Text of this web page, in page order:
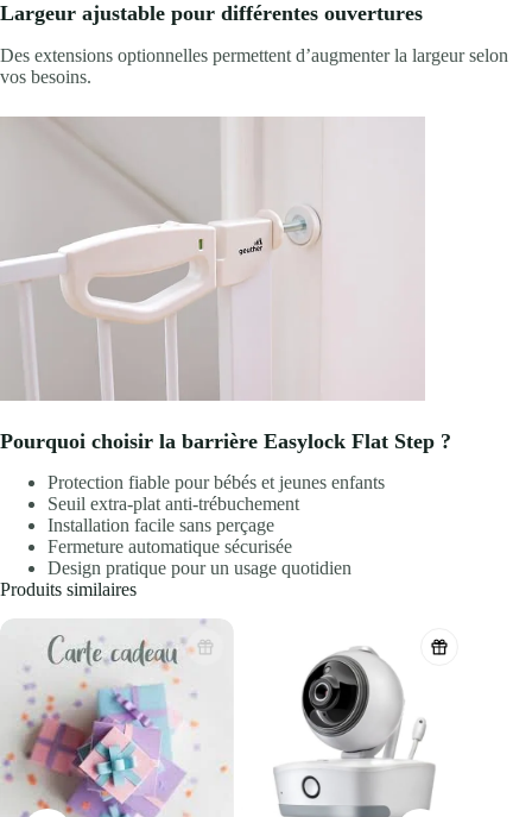
Largeur ajustable pour différentes ouvertures
Des extensions optionnelles permettent d’augmenter la largeur selon
vos besoins.
Pourquoi choisir la barrière Easylock Flat Step ?
Protection fiable pour bébés et jeunes enfants
Seuil extra-plat anti-trébuchement
Installation facile sans perçage
Fermeture automatique sécurisée
Design pratique pour un usage quotidien
Produits similaires